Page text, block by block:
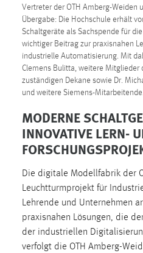
Vertreter der OTH Amberg-Weiden
Übergabe: Die Hochschule erhält
Schaltgeräte als Sachspende für
wichtiger Beitrag zur praxisnahen
industrielle Automatisierung. Mit
Clemens Bulitta, weitere Mitglieder
zuständigen Dekane sowie Dr.
und weitere Siemens-Mitarbeitende.
MODERNE
INNOVATIVE LERN-
Die digitale Modellfabrik der
Leuchtturmprojekt für
Lehrende und Unternehmen
praxisnahen Lösungen, die
der industriellen
verfolgt die OTH Amberg-
1 Jahr
Performance
Name:
staticfilecache
Für performante
gespeichert, ob man
Sprachpräferenz
Name:
site-language-preference
Zweck:
Das Cookie speichert die